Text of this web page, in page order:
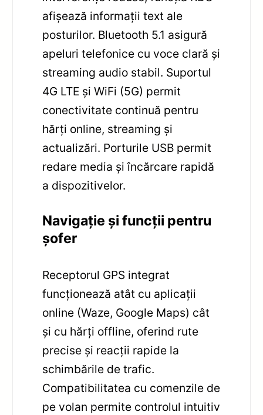
afișează informații text ale
posturilor. Bluetooth 5.1 asigură
apeluri telefonice cu voce clară și
streaming audio stabil. Suportul
4G LTE și WiFi (5G) permit
conectivitate continuă pentru
hărți online, streaming și
actualizări. Porturile USB permit
redare media și încărcare rapidă
a dispozitivelor.
Navigație și funcții pentru
șofer
Receptorul GPS integrat
funcționează atât cu aplicații
online (Waze, Google Maps) cât
și cu hărți offline, oferind rute
precise și reacții rapide la
schimbările de trafic.
Compatibilitatea cu comenzile de
pe volan permite controlul intuitiv